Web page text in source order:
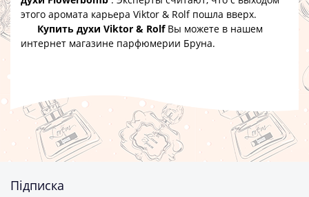
этого аромата карьера Viktor & Rolf пошла вверх.
Купить духи Viktor & RolfВы можете в нашем
интернет магазине парфюмерии Бруна.
Підписка